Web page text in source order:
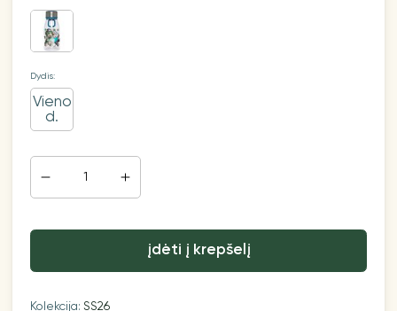
Dydis:
Vieno
d.
įdėti į krepšelį
Kolekcija:SS26